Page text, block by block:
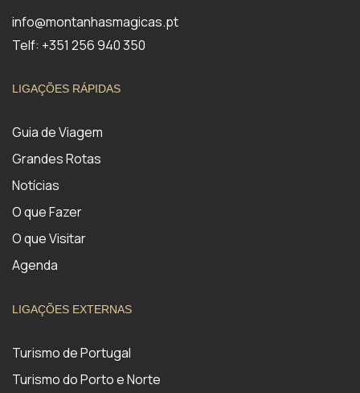
info@montanhasmagicas.pt
Telf: +351 256 940 350
LIGAÇÕES RÁPIDAS
Guia de Viagem
Grandes Rotas
Notícias
O que Fazer
O que Visitar
Agenda
LIGAÇÕES EXTERNAS
Turismo de Portugal
Turismo do Porto e Norte